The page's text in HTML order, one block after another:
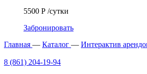
5500 Р /сутки
Забронировать
Главная — Каталог — Интерактив
8 (861) 204-19-94